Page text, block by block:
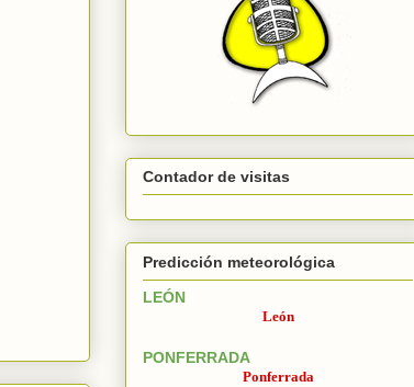
Contador de visitas
Predicción meteorológica
LEÓN
León
PONFERRADA
Ponferrada